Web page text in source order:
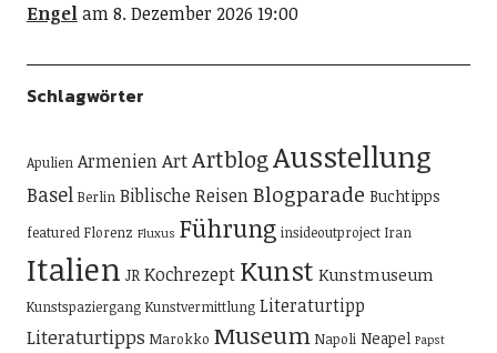
Engelam 8. Dezember 2026 19:00
Schlagwörter
Apulien ArmenienArtArtblogAusstellung
Basel Berlin Biblische ReisenBlogparade Buchtipps
featured Florenz Fluxus Führung insideoutproject Iran
Italien JR Kochrezept Kunst Kunstmuseum
Kunstspaziergang Kunstvermittlung Literaturtipp
Literaturtipps Marokko Museum Napoli Neapel Papst